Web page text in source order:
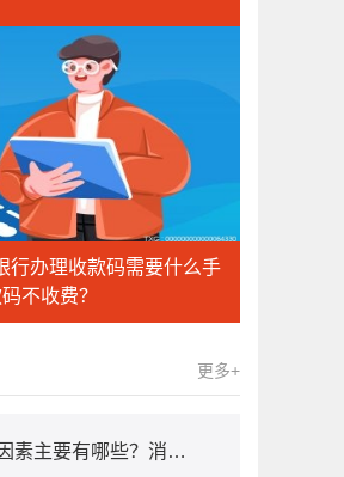
行办理收款码需要什么手
不收费？
更多+
影响消费的因素主要有哪些？消费类型有哪几种？